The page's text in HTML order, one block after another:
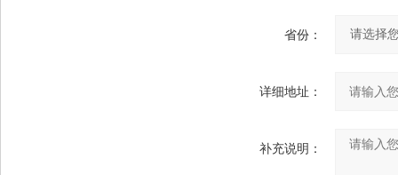
省份：
详细地址：
补充说明：